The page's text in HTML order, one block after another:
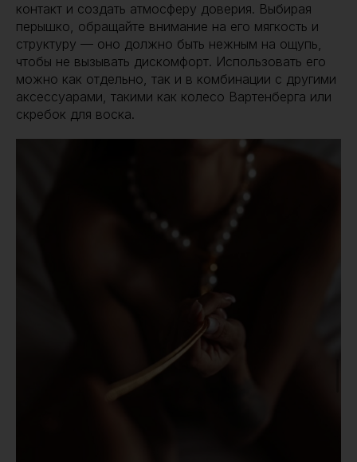
контакт и создать атмосферу доверия. Выбирая
перышко, обращайте внимание на его мягкость и
структуру — оно должно быть нежным на ощупь,
чтобы не вызывать дискомфорт. Использовать его
можно как отдельно, так и в комбинации с другими
аксессуарами, такими как колесо Вартенберга или
скребок для воска.